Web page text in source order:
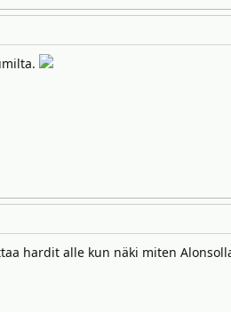
hardit alle kun näki miten